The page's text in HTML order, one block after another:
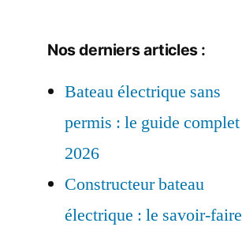
Nos derniers articles :
Bateau électrique sans
permis : le guide complet
2026
Constructeur bateau
électrique : le savoir-faire